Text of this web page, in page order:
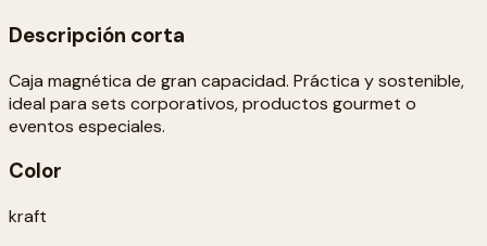
Descripción corta
Caja magnética de gran capacidad. Práctica y sostenible,
ideal para sets corporativos, productos gourmet o
eventos especiales.
Color
kraft